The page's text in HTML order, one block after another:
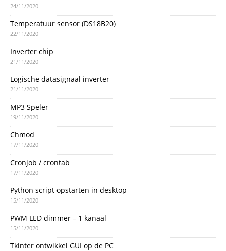
24/11/2020
Temperatuur sensor (DS18B20)
22/11/2020
Inverter chip
21/11/2020
Logische datasignaal inverter
21/11/2020
MP3 Speler
19/11/2020
Chmod
17/11/2020
Cronjob / crontab
17/11/2020
Python script opstarten in desktop
15/11/2020
PWM LED dimmer – 1 kanaal
15/11/2020
Tkinter ontwikkel GUI op de PC